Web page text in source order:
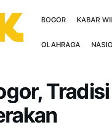
BOGOR KABAR
OLAHRAGA
Tradisi